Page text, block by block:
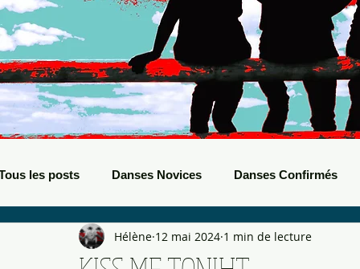
les posts Danses Novices Danses Confirmés
Danses Débutants Evènements Boots Bals de
Hélène 12 mai 2024 1 min de lecture